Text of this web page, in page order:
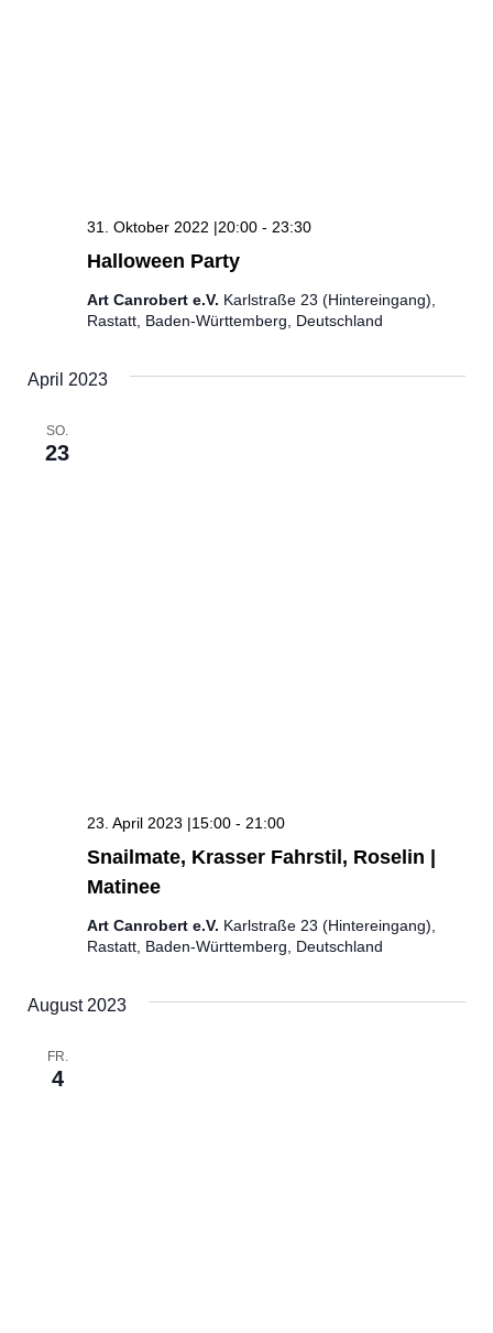
Halloween Party
31. Oktober 2022 |20:00 - 23:30
Art Canrobert e.V. Karlstraße 23 (Hintereingang),
Rastatt, Baden-Württemberg, Deutschland
April 2023
SO.
23
Snailmate, Krasser Fahrstil, Roselin |
Matinee
23. April 2023 |15:00 - 21:00
Art Canrobert e.V. Karlstraße 23 (Hintereingang),
Rastatt, Baden-Württemberg, Deutschland
August 2023
FR.
4